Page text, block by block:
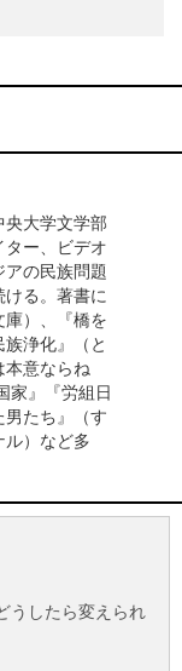
央大学文学部
ター、ビデオ
アの民族問題
る。著書に
庫）、『橋を
浄化』（と
本意ならね
家』『労組日
男たち』（す
ル）など多
うしたら変えられ